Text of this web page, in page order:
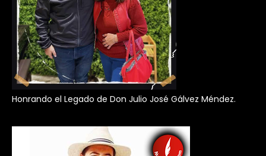
Honrando el Legado de Don Julio José Gálvez Méndez.